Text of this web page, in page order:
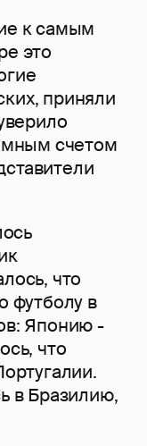
к самым
это
приняли
счетом
что
футболу в
Японию -
что
в Бразилию,